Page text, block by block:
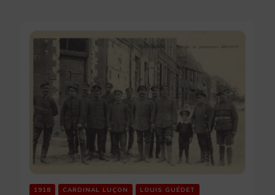
1918 CARDINAL LUÇON LOUIS GUÉDET